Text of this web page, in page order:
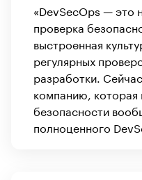
«DevSecOps — это
проверка
выстроенная
регулярных
разработки.
компанию, которая
безопасности
полноценного